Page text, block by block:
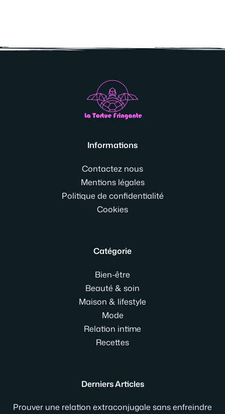
Informations
Contactez nous
Mentions légales
Politique de confidentialité
Cookies
Catégorie
Bien-être
Beauté & soin
Maison & lifestyle
Mode
Relation intime
Recettes
Derniers Articles
Prouver une relation extraconjugale sans enfreindre